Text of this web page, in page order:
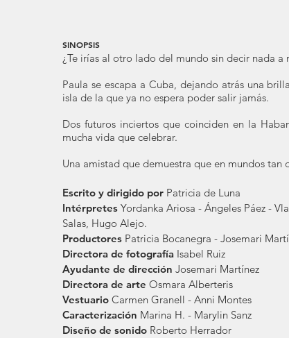
SINOPSIS
¿Te irías al otro lado del mundo sin decir nada a
Paula se escapa a Cuba, dejando atrás una
isla de la que ya no espera poder salir jamás.
Dos futuros inciertos que coinciden en la
mucha vida que celebrar.
Una amistad que demuestra que en mundos
Escrito y dirigido por Patricia de Luna
Intérpretes Yordanka Ariosa - Ángeles Páez -
Salas, Hugo Alejo.
Productores Patricia Bocanegra - Josemari
Directora de fotografía Isabel Ruiz
Ayudante de dirección Josemari Martínez
Directora de arte Osmara Alberteris
Vestuario Carmen Granell - Anni Montes
Caracterización Marina H. - Marylin Sanz
Diseño de sonido Roberto Herrador